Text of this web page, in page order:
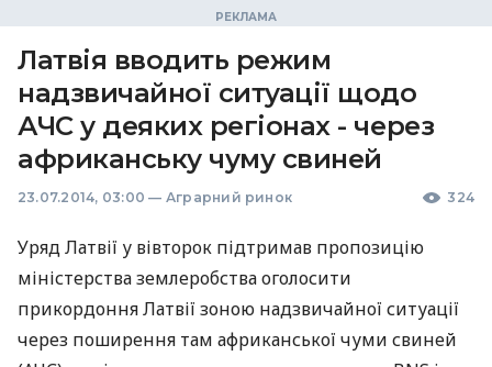
Латвія вводить режим
надзвичайної ситуації щодо
АЧС у деяких регіонах - через
африканську чуму свиней
23.07.2014, 03:00 — Аграрний ринок 324
Уряд Латвії у вівторок підтримав пропозицію
міністерства землеробства оголосити
прикордоння Латвії зоною надзвичайної ситуації
через поширення там африканської чуми свиней